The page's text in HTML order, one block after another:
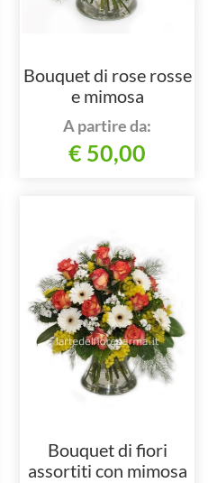
Bouquet di rose rosse
e mimosa
A partire da:
€ 50,00
Bouquet di fiori
assortiti con mimosa